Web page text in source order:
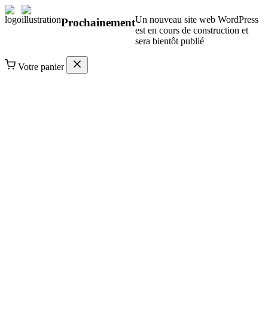
ProchainementUn nouveau site web WordPress
est en cours de construction et
sera bientôt publié
Votre panier